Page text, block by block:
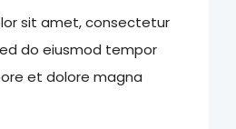
sit amet, consectetur
do eiusmod tempor
et dolore magna